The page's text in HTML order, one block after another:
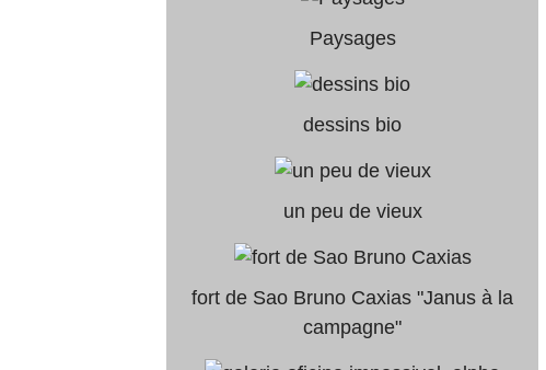
Paysages
dessins bio
un peu de vieux
fort de Sao Bruno Caxias "Janus à la
campagne"